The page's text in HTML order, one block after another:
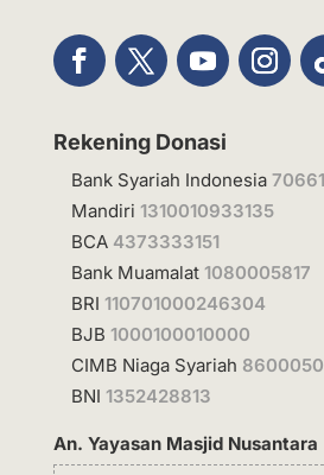
Rekening Donasi
Bank Syariah Indonesia
Mandiri 1310010933135
BCA 4373333151
Bank Muamalat 1080005817
BRI 110701000246304
BJB 1000100010000
CIMB Niaga Syariah
BNI 1352428813
An. Yayasan Masjid Nusantara